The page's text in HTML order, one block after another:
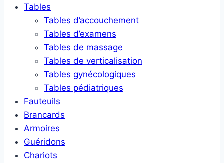
Tables
Tables d’accouchement
Tables d’examens
Tables de massage
Tables de verticalisation
Tables gynécologiques
Tables pédiatriques
Fauteuils
Brancards
Armoires
Guéridons
Chariots